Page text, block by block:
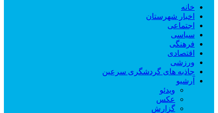
خانه
اخبار شهرستان
اجتماعی
سیاسی
فرهنگی
اقتصادی
ورزشی
جاذبه های گردشگری سرعین
آرشیو
ویدئو
عکس
گزارش